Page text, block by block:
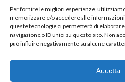
Per fornire le migliori esperienze,
memorizzare e/o accedere alle
queste tecnologie ci permetterà di
navigazione o ID unici su questo sito. Non
può influire negativamente su alcune
Accetta
emozioni